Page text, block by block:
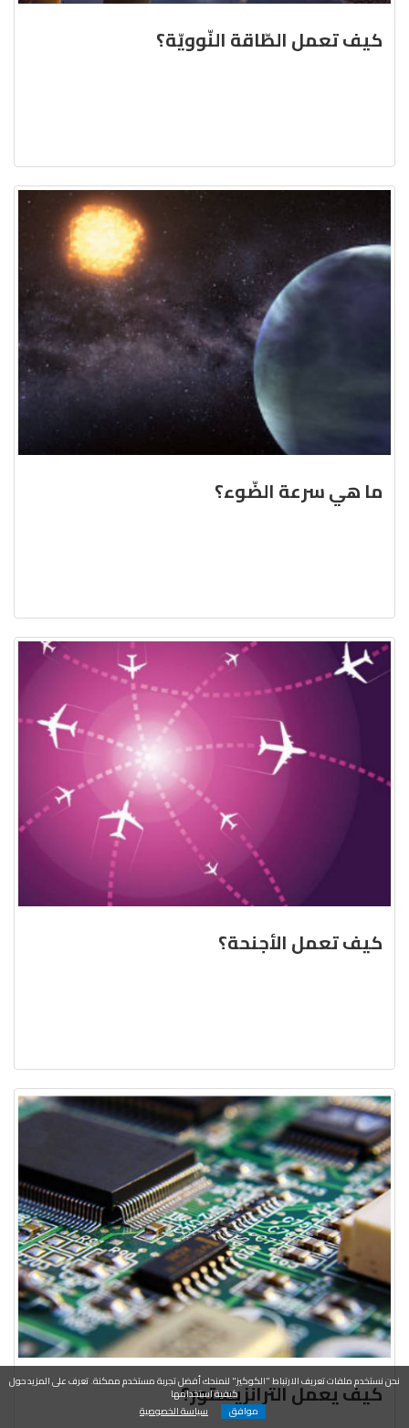
كيف تعمل الطّاقة النّوويّة؟
ما هي سرعة الضّوء؟
كيف تعمل الأجنحة؟
كيف يعمل الترانزيستور؟
نحن نستخدم ملفات تعريف الارتباط "الكوكيز" لنمنحك أفضل تجربة مستخدم ممكنة. تعرف على المزيد حول
كيفية استخدامها
موافق
سياسة الخصوصية